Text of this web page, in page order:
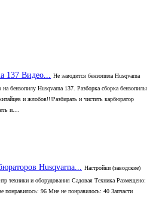
137 Видео... Не заводится бензопила Husqvarna
бензопилу Husqvarna 137. Разборка сборка бензопилы
и жлобов!!!Разбирать и чистить карбюратор
и....
Husqvarna... Настройки (заводские)
техники и оборудования Садовая Техника Размещено:
понравилось: 96 Мне не понравилось: 40 Запчасти